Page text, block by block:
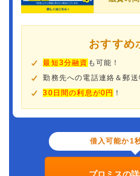
おすすめ
最短3分融資 も可能！
勤務先への電話連絡＆郵送
30日間の利息が0円 ！
借入可能か1